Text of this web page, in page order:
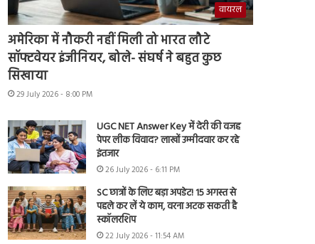
वायरल
अमेरिका में नौकरी नहीं मिली तो भारत लौटे
सॉफ्टवेयर इंजीनियर, बोले- संघर्ष ने बहुत कुछ
सिखाया
29 July 2026 - 8:00 PM
UGC NET Answer Key में देरी की वजह
पेपर लीक विवाद? लाखों उम्मीदवार कर रहे
इंतजार
26 July 2026 - 6:11 PM
SC छात्रों के लिए बड़ा अपडेट! 15 अगस्त से
पहले कर लें ये काम, वरना अटक सकती है
स्कॉलरशिप
22 July 2026 - 11:54 AM